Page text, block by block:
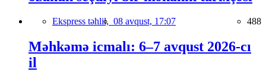
Ekspress təhlil, 08 avqust, 17:07 488
Məhkəmə icmalı: 6–7 avqust 2026-cı
il